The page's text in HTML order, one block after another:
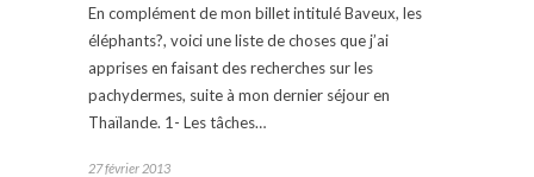
En complément de mon billet intitulé Baveux, les
éléphants?, voici une liste de choses que j’ai
apprises en faisant des recherches sur les
pachydermes, suite à mon dernier séjour en
Thaïlande. 1- Les tâches…
27 février 2013